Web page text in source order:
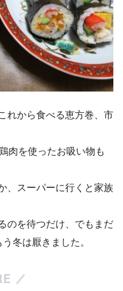
れから食べる恵方巻、市
肉を使ったお吸い物も
、スーパーに行くと家族
のを待つだけ、でもまだ
冬は厭きました。